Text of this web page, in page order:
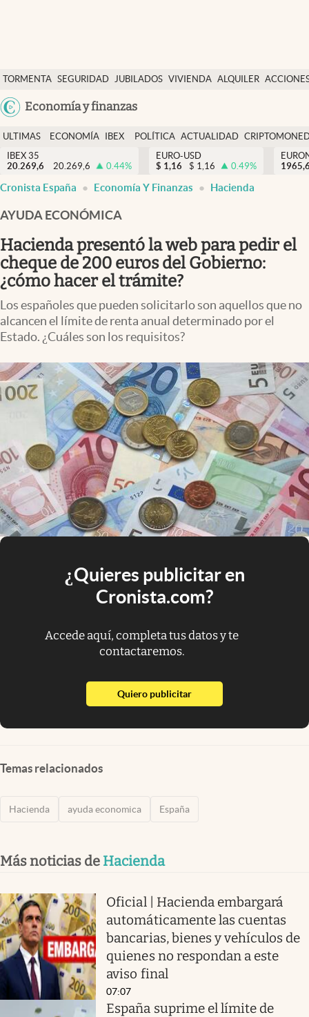
TORMENTA SEGURIDAD JUBILADOS VIVIENDA ALQUILER
USA
Economía y finanzas
Economía y finanzas
Política
Actualidad
Criptomonedas
España
ULTIMAS
NOTICIAS
ECONOMÍA
FINANZAS
IBEX
EURO
POLÍTICA ACTUALIDAD
IBEX 35
20.269,6
20.269,6 0.44%
EURO-USD
$ 1,16 $ 1,16 0.49%
Cronista España Economía Y Finanzas Hacienda
AYUDA ECONÓMICA
Hacienda presentó la web para pedir el
cheque de 200 euros del Gobierno:
¿cómo hacer el trámite?
Los españoles que pueden solicitarlo son aquellos que no
alcancen el límite de renta anual determinado por el
Estado. ¿Cuáles son los requisitos?
¿Quieres publicitar en
Cronista.com?
Accede aquí, completa tus datos y te
contactaremos.
Quiero publicitarabre en nueva pestaña
Temas relacionados
Hacienda ayuda economica España
Más noticias de Hacienda
Oficial | Hacienda embargará
automáticamente las cuentas
bancarias, bienes y vehículos de
quienes no respondan a este
aviso final
07:07
España suprime el límite de